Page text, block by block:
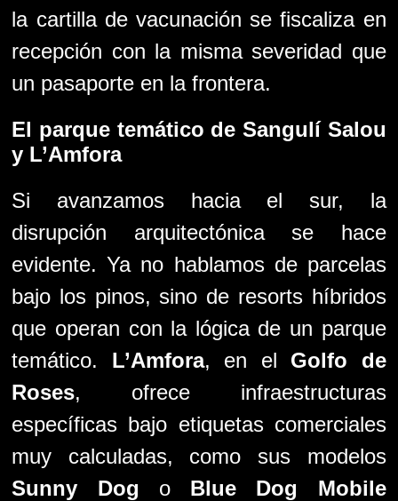
la cartilla de vacunación se fiscaliza en
recepción con la misma severidad que
un pasaporte en la frontera.
El parque temático de Sangulí Salou
y L’Amfora
Si avanzamos hacia el sur, la
disrupción arquitectónica se hace
evidente. Ya no hablamos de parcelas
bajo los pinos, sino de resorts híbridos
que operan con la lógica de un parque
temático. L’Amfora, en el Golfo de
Roses, ofrece infraestructuras
específicas bajo etiquetas comerciales
muy calculadas, como sus modelos
Sunny Dog o Blue Dog Mobile